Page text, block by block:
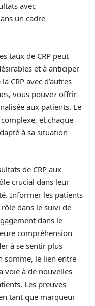
avec
un cadre
taux de CRP peut
et à anticiper
CRP avec d’autres
vous pouvez offrir
aux patients. Le
et chaque
à sa situation
de CRP aux
crucial dans leur
Informer les patients
dans le suivi de
dans le
compréhension
à se sentir plus
somme, le lien entre
voie à de nouvelles
Les preuves
tant que marqueur